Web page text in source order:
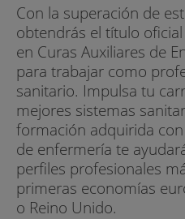
Con la superación de
obtendrás el título
en Curas Auxiliares de
para trabajar como
sanitario. Impulsa tu
mejores sistemas
formación adquirida
de enfermería te
perfiles profesionales
primeras economías
o Reino Unido.